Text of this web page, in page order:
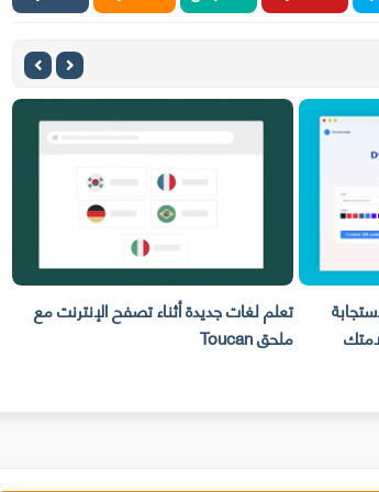
أثناء تصفح الإنترنت مع